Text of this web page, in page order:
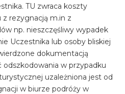
TU zwraca koszty
rezygnacją m.in z
np. nieszczęśliwy wypadek
Uczestnika lub osoby bliskiej
dokumentacją
odszkodowania w przypadku
uzależniona jest od
w biurze podróży w